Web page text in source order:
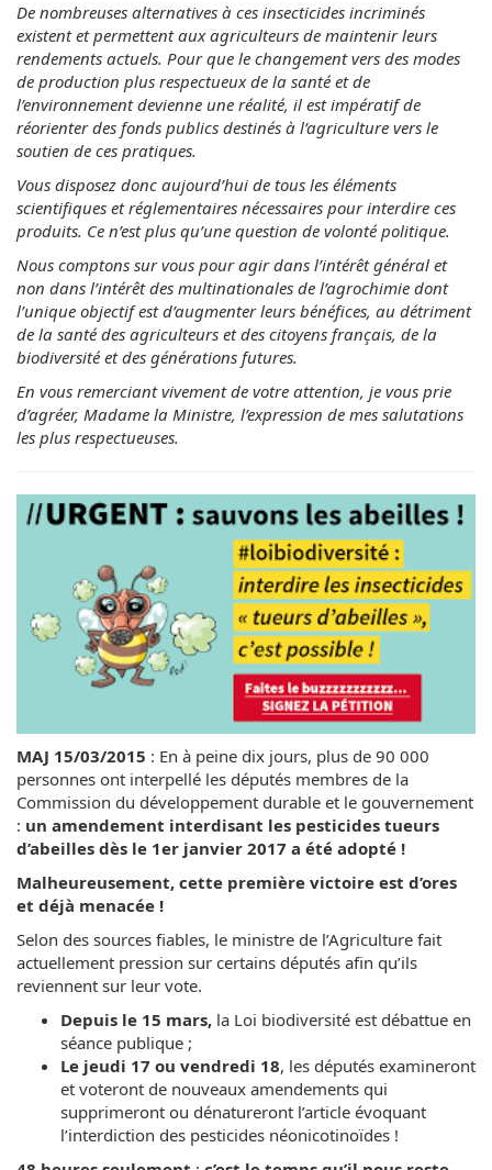
De nombreuses alternatives à ces insecticides incriminés
existent et permettent aux agriculteurs de maintenir leurs
rendements actuels. Pour que le changement vers des modes
de production plus respectueux de la santé et de
l’environnement devienne une réalité, il est impératif de
réorienter des fonds publics destinés à l’agriculture vers le
soutien de ces pratiques.
Vous disposez donc aujourd’hui de tous les éléments
scientifiques et réglementaires nécessaires pour interdire ces
produits. Ce n’est plus qu’une question de volonté politique.
Nous comptons sur vous pour agir dans l’intérêt général et
non dans l’intérêt des multinationales de l’agrochimie dont
l’unique objectif est d’augmenter leurs bénéfices, au détriment
de la santé des agriculteurs et des citoyens français, de la
biodiversité et des générations futures.
En vous remerciant vivement de votre attention, je vous prie
d’agréer, Madame la Ministre, l’expression de mes salutations
les plus respectueuses.
MAJ 15/03/2015 : En à peine dix jours, plus de 90 000
personnes ont interpellé les députés membres de la
Commission du développement durable et le gouvernement
: un amendement interdisant les pesticides tueurs
d’abeilles dès le 1er janvier 2017 a été adopté !
Malheureusement, cette première victoire est d’ores
et déjà menacée !
Selon des sources fiables, le ministre de l’Agriculture fait
actuellement pression sur certains députés afin qu’ils
reviennent sur leur vote.
Depuis le 15 mars, la Loi biodiversité est débattue en
séance publique ;
Le jeudi 17 ou vendredi 18, les députés examineront
et voteront de nouveaux amendements qui
supprimeront ou dénatureront l’article évoquant
l’interdiction des pesticides néonicotinoïdes !